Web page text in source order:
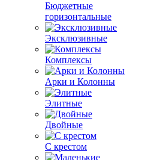
Бюджетные
горизонтальные
Эксклюзивные
Комплексы
Арки и Колонны
Элитные
Двойные
С крестом